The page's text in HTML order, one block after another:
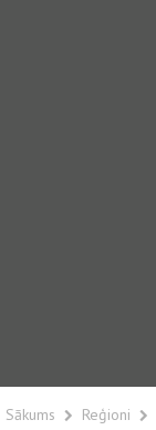
Sākums Reģioni